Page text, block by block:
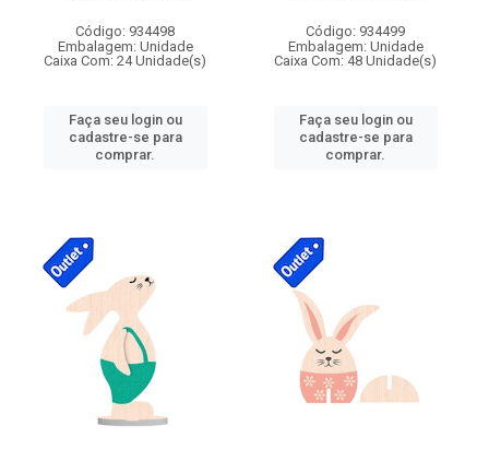
Código: 934498
Embalagem: Unidade
Caixa Com: 24 Unidade(s)
Faça seu login ou
cadastre-se para
comprar.
Código: 934499
Embalagem: Unidade
Caixa Com: 48 Unidade(s)
Faça seu login ou
cadastre-se para
comprar.